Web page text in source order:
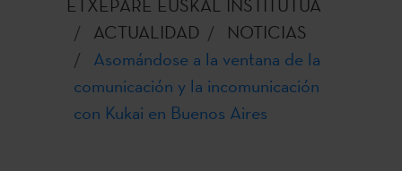
ETXEPARE EUSKAL INSTITUTUA
ACTUALIDAD
NOTICIAS
Asomándose a la ventana de la
comunicación y la incomunicación
con Kukai en Buenos Aires